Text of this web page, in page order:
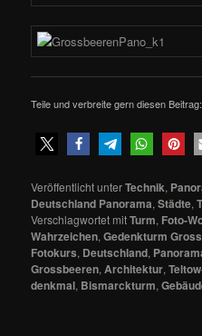
Teile und verbreite gern diesen Beitrag:
Veröffentlicht unterTechnik,
Deutschland Panorama,Städte,
Verschlagwortet mitTurm, Foto-
Wahrzeichen,Gedenkturm
Fotokurs, Deutschland,
Grossbeeren,Architektur,
denkmal, Bismarckturm,